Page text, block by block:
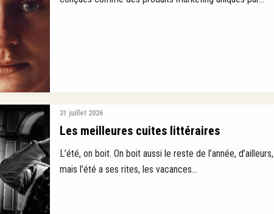
31 juillet 2026
Les meilleures cuites littéraires
L’été, on boit. On boit aussi le reste de l’année, d’ailleurs,
mais l’été a ses rites, les vacances...